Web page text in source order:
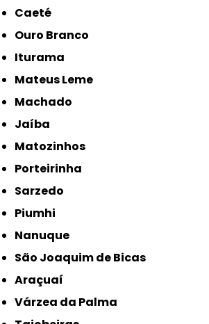
Caeté
Ouro Branco
Iturama
Mateus Leme
Machado
Jaíba
Matozinhos
Porteirinha
Sarzedo
Piumhi
Nanuque
São Joaquim de Bicas
Araçuaí
Várzea da Palma